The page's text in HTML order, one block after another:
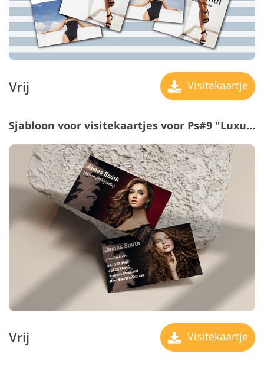
Vrij Visitekaartje
Sjabloon voor visitekaartjes voor Ps#9 "Luxury"
Vrij Visitekaartje